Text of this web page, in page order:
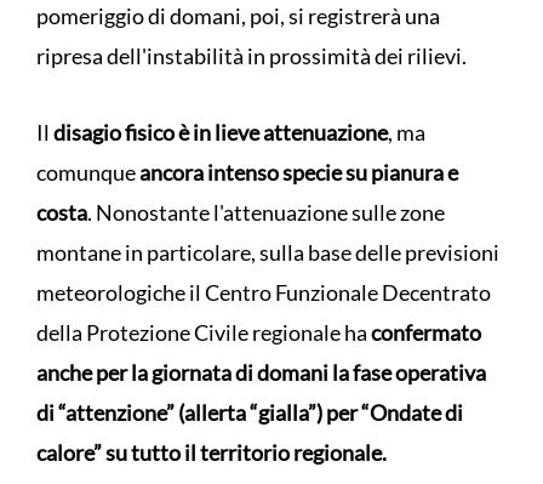
pomeriggio di domani, poi, si registrerà una
ripresa dell'instabilità in prossimità dei rilievi.
Ildisagio fisico è in lieve attenuazione, ma
comunqueancora intenso specie su pianura e
costa. Nonostante l'attenuazione sulle zone
montane in particolare, sulla base delle previsioni
meteorologiche il Centro Funzionale Decentrato
della Protezione Civile regionale haconfermato
anche per la giornata di domani la fase operativa
di “attenzione” (allerta “gialla”) per “Ondate di
calore” su tutto il territorio regionale.